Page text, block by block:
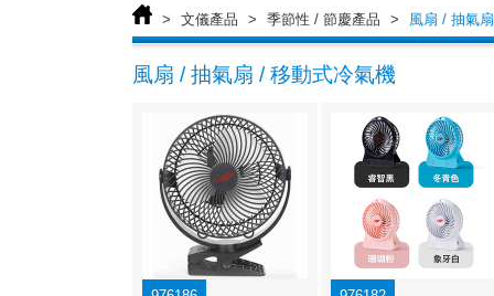
> 文儀產品 > 季節性 / 節慶產品 > 風扇 / 抽氣
風扇 / 抽氣扇 / 移動式冷氣機